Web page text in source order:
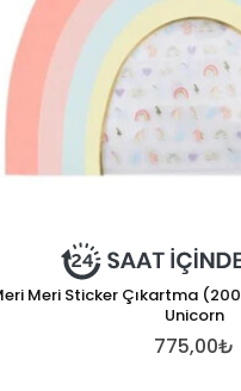
Meri Sticker Çıkartma
Unicorn
775,00₺